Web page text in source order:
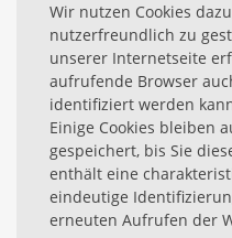
Wir nutzen Cookies
nutzerfreundlich zu
unserer Internetseite
aufrufende Browser
identifiziert werden
Einige Cookies bleiben
gespeichert, bis Sie
enthält eine
eindeutige
erneuten Aufrufen der